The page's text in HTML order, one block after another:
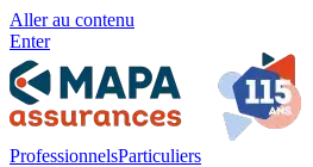
Aller au contenu
Enter
ProfessionnelsParticuliers